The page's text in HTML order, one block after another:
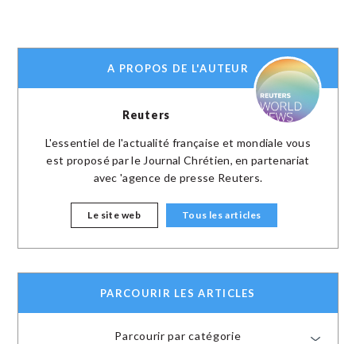
A PROPOS DE L'AUTEUR
Reuters
L'essentiel de l'actualité française et mondiale vous
est proposé par le Journal Chrétien, en partenariat
avec 'agence de presse Reuters.
Le site web Tous les articles
PARCOURIR LES ARTICLES
Parcourir par catégorie